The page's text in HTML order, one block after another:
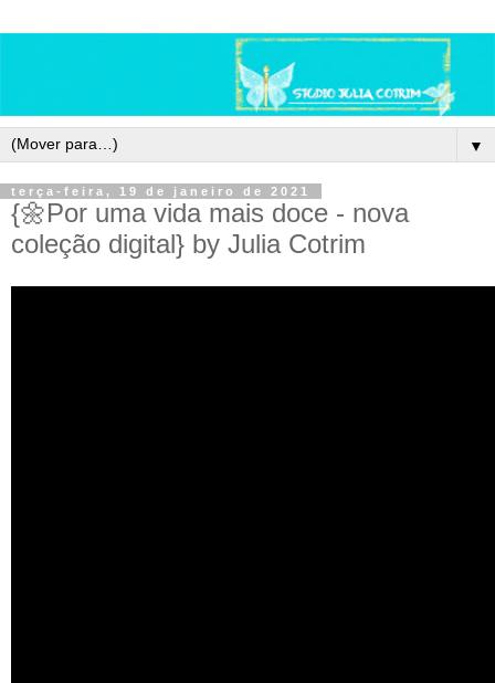
▼
terça-feira, 19 de janeiro de 2021
{🌼Por uma vida mais doce - nova
coleção digital} by Julia Cotrim